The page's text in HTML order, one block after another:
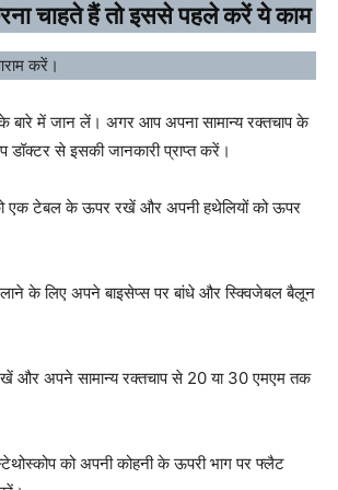
चाहते हैं तो इससे पहले करें ये काम
करें।
बारे में जान लें। अगर आप अपना सामान्य रक्तचाप के
डॉक्टर से इसकी जानकारी प्राप्त करें।
एक टेबल के ऊपर रखें और अपनी हथेलियों को ऊपर
के लिए अपने बाइसेप्स पर बांधे और स्क्विजेबल बैलून
और अपने सामान्य रक्तचाप से 20 या 30 एमएम तक
को अपनी कोहनी के ऊपरी भाग पर फ्लैट